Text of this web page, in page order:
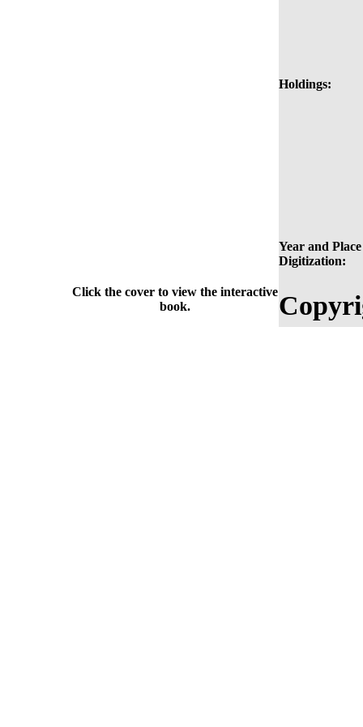
Holdings:
Year and
Digitization:
Click the cover to view the interactive
book.